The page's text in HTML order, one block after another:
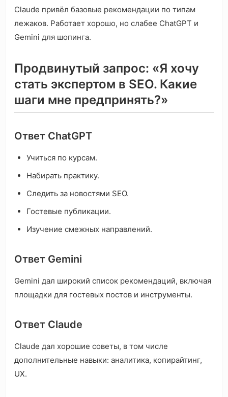
Claude привёл базовые рекомендации по типам
лежаков. Работает хорошо, но слабее ChatGPT и
Gemini для шопинга.
Продвинутый запрос: «Я хочу
стать экспертом в SEO. Какие
шаги мне предпринять?»
Ответ ChatGPT
Учиться по курсам.
Набирать практику.
Следить за новостями SEO.
Гостевые публикации.
Изучение смежных направлений.
Ответ Gemini
Gemini дал широкий список рекомендаций, включая
площадки для гостевых постов и инструменты.
Ответ Claude
Claude дал хорошие советы, в том числе
дополнительные навыки: аналитика, копирайтинг,
UX.